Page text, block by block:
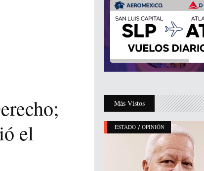
el
Más Vistos
ESTADO / OPINIÓN